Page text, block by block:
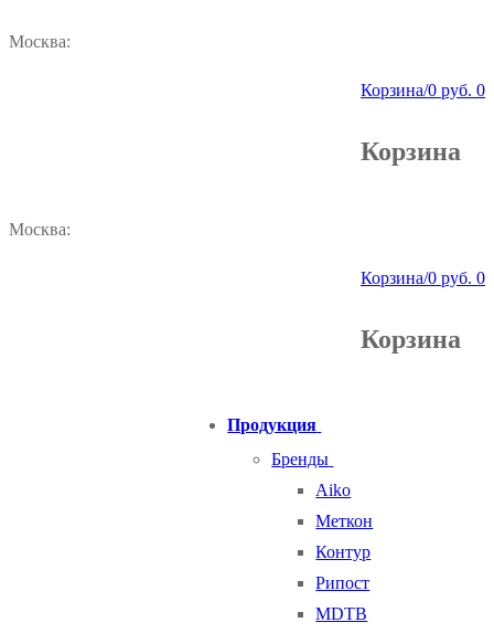
к
Москва:
Корзина/0 руб. 0
Корзина
Москва:
Корзина/0 руб. 0
Корзина
Продукция
Бренды
Aiko
Меткон
Контур
Рипост
MDTB